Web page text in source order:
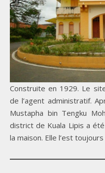
Construite en 1929. Le
de l’agent administratif.
Mustapha bin Tengku
district de Kuala Lipis a
la maison. Elle l’est toujours